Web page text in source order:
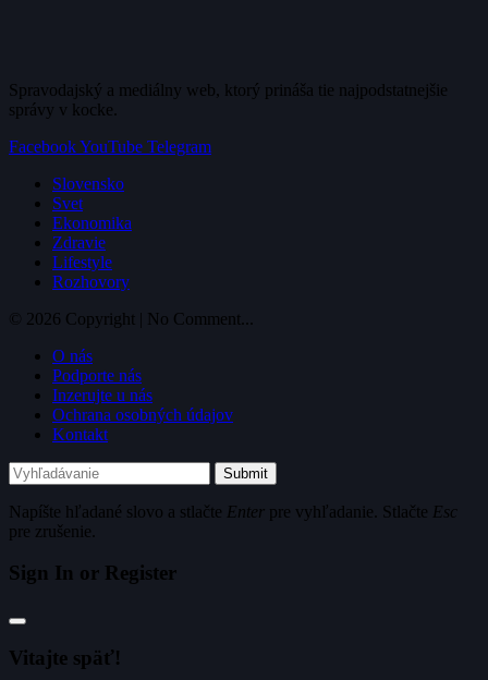
Spravodajský a mediálny web, ktorý prináša tie najpodstatnejšie
správy v kocke.
FacebookYouTube Telegram
Slovensko
Svet
Ekonomika
Zdravie
Lifestyle
Rozhovory
© 2026 Copyright | No Comment...
O nás
Podporte nás
Inzerujte u nás
Ochrana osobných údajov
Kontakt
Submit
Napíšte hľadané slovo a stlačte Enter pre vyhľadanie. Stlačte Esc
pre zrušenie.
Sign In or Register
Vitajte späť!